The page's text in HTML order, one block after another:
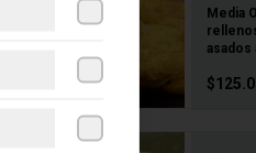
Media
asados